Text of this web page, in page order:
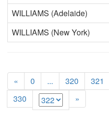
WILLIAMS (Adelaide)
WILLIAMS (New York)
« 0 ... 320 321
330
»